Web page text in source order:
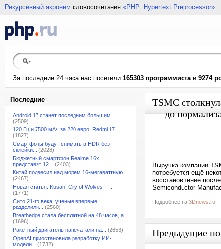
Рекурсивный акроним словосочетания «PHP: Hypertext Preprocessor»
За последние 24 часа нас посетили 165303 программистаи 9274
Последние
Android 17 станет последним большим...
(2509)
120 Гц и 7500 мАч за 220 евро. Redmi 17...
(1827)
Смартфоны будут снимать в HDR без
склейки...
(2028)
Бюджетный смартфон Realme 16x
представят 12...
(2403)
Китай подвесил над морем 16-мегаваттную...
(2467)
Новая статья: Kusan: City of Wolves —...
(1771)
Сито 21-го века: ученые впервые
разделили...
(2560)
Breathedge стала бесплатной на 48 часов, а...
(1696)
Ракетный двигатель напечатали на...
(2653)
OpenAI приостановила разработку ИИ-
модели...
(1732)
TSMC
— до
Выручка компании
потребуется ещё
восстановление
Semiconductor
Подробнее на 3Dnews.ru
Предыдущие